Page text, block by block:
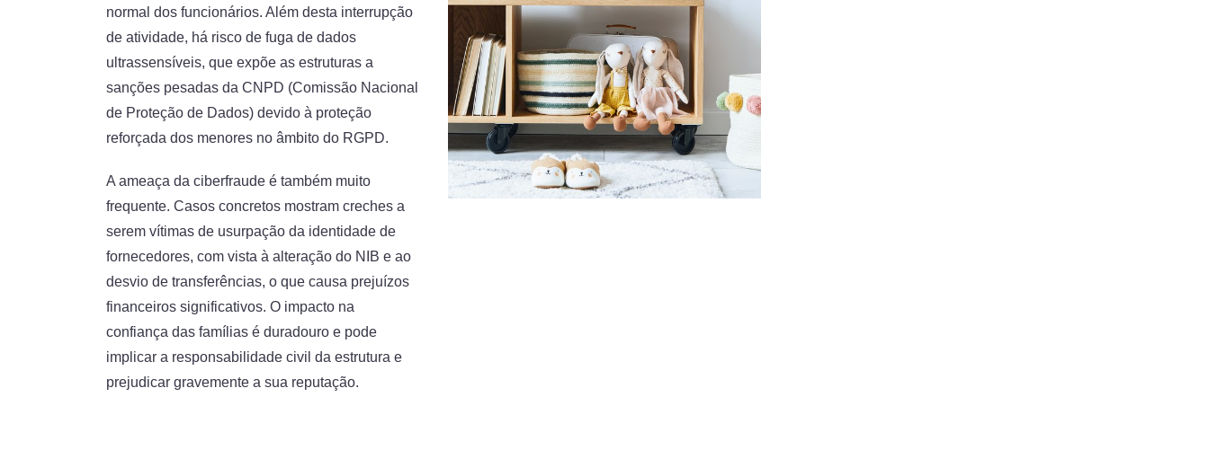
normal dos funcionários. Além desta interrupção
de atividade, há risco de fuga de dados
ultrassensíveis, que expõe as estruturas a
sanções pesadas da CNPD (Comissão Nacional
de Proteção de Dados) devido à proteção
reforçada dos menores no âmbito do RGPD.
A ameaça da ciberfraude é também muito
frequente. Casos concretos mostram creches a
serem vítimas de usurpação da identidade de
fornecedores, com vista à alteração do NIB e ao
desvio de transferências, o que causa prejuízos
financeiros significativos. O impacto na
confiança das famílias é duradouro e pode
implicar a responsabilidade civil da estrutura e
prejudicar gravemente a sua reputação.